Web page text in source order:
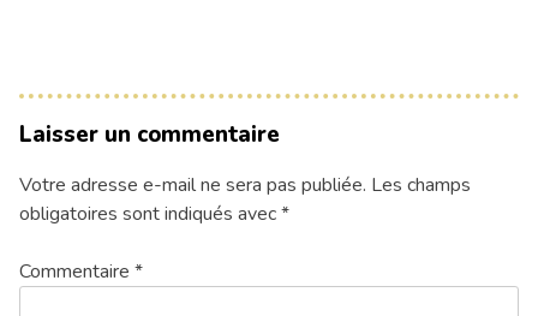
Laisser un commentaire
Votre adresse e-mail ne sera pas publiée. Les champs
obligatoires sont indiqués avec*
Commentaire *